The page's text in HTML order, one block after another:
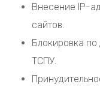
Внесение IP-
сайтов.
Блокировка
ТСПУ.